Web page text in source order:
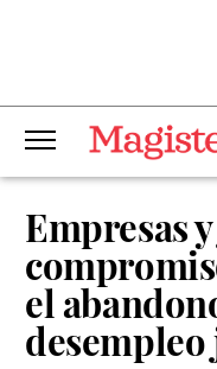
Empresas
el